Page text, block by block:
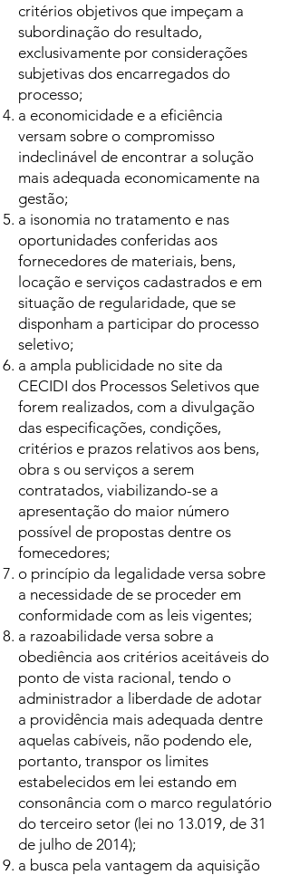
critérios objetivos que impeçam a
subordinação do resultado,
exclusivamente por considerações
subjetivas dos encarregados do
processo;
a economicidade e a eficiência
versam sobre o compromisso
indeclinável de encontrar a solução
mais adequada economicamente na
gestão;
a isonomia no tratamento e nas
oportunidades conferidas aos
fornecedores de materiais, bens,
locação e serviços cadastrados e em
situação de regularidade, que se
disponham a participar do processo
seletivo;
a ampla publicidade no site da
CECIDI dos Processos Seletivos que
forem realizados, com a divulgação
das especificações, condições,
critérios e prazos relativos aos bens,
obra s ou serviços a serem
contratados, viabilizando-se a
apresentação do maior número
possível de propostas dentre os
fomecedores;
o princípio da legalidade versa sobre
a necessidade de se proceder em
conformidade com as leis vigentes;
a razoabilidade versa sobre a
obediência aos critérios aceitáveis do
ponto de vista racional, tendo o
administrador a liberdade de adotar
a providência mais adequada dentre
aquelas cabíveis, não podendo ele,
portanto, transpor os limites
estabelecidos em lei estando em
consonância com o marco regulatório
do terceiro setor (lei no 13.019, de 31
de julho de 2014);
a busca pela vantagem da aquisição